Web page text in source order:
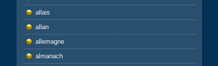
allais
allan
allemagne
almanach